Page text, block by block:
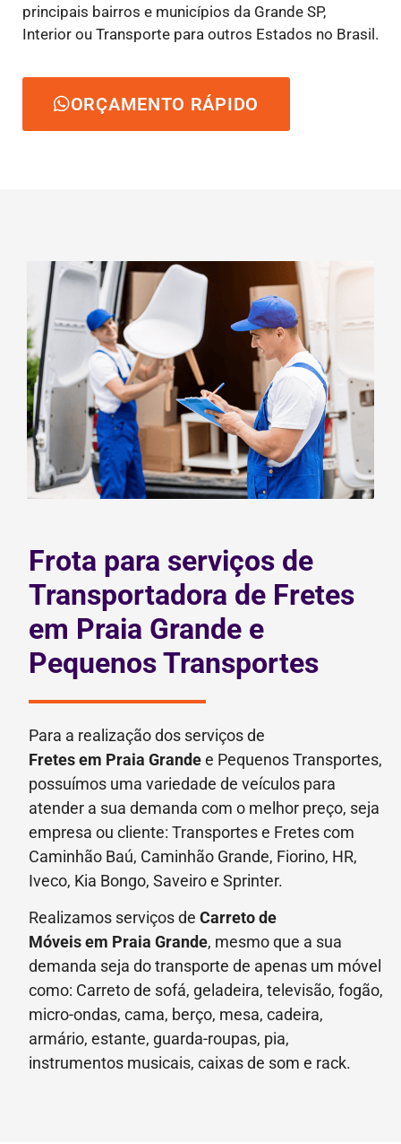
principais bairros e municípios da Grande SP,
Interior ou Transporte para outros Estados no Brasil.
ORÇAMENTO RÁPIDO
Frota para serviços de
Transportadora de Fretes
em Praia Grande e
Pequenos Transportes
Para a realização dos serviços de
Fretesem Praia Grandee Pequenos Transportes,
possuímos uma variedade de veículos para
atender a sua demanda com o melhor preço, seja
empresa ou cliente: Transportes e Fretes com
Caminhão Baú, Caminhão Grande, Fiorino, HR,
Iveco, Kia Bongo, Saveiro e Sprinter.
Realizamos serviços de Carreto de
Móveisem Praia Grande, mesmo que a sua
demanda seja do transporte de apenas um móvel
como: Carreto de sofá, geladeira, televisão, fogão,
micro-ondas, cama, berço, mesa, cadeira,
armário, estante, guarda-roupas, pia,
instrumentos musicais, caixas de som e rack.